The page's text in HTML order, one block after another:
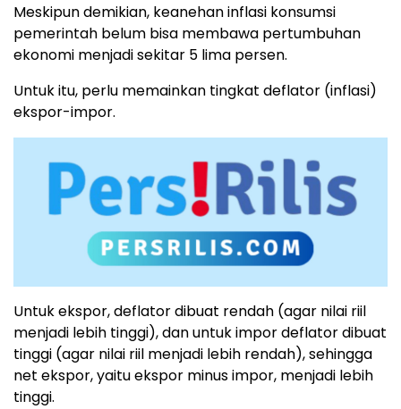
Meskipun demikian, keanehan inflasi konsumsi
pemerintah belum bisa membawa pertumbuhan
ekonomi menjadi sekitar 5 lima persen.
Untuk itu, perlu memainkan tingkat deflator (inflasi)
ekspor-impor.
Untuk ekspor, deflator dibuat rendah (agar nilai riil
menjadi lebih tinggi), dan untuk impor deflator dibuat
tinggi (agar nilai riil menjadi lebih rendah), sehingga
net ekspor, yaitu ekspor minus impor, menjadi lebih
tinggi.